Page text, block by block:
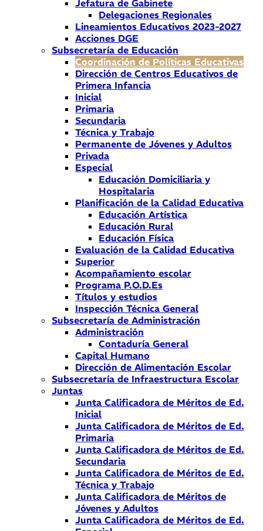
Jefatura de Gabinete
Delegaciones Regionales
Lineamientos Educativos 2023-2027
Acciones DGE
Subsecretaría de Educación
Coordinación de Políticas Educativas
Dirección de Centros Educativos de
Primera Infancia
Inicial
Primaria
Secundaria
Técnica y Trabajo
Permanente de Jóvenes y Adultos
Privada
Especial
Educación Domiciliaria y
Hospitalaria
Planificación de la Calidad Educativa
Educación Artística
Educación Rural
Educación Física
Evaluación de la Calidad Educativa
Superior
Acompañamiento escolar
Programa P.O.D.Es
Títulos y estudios
Inspección Técnica General
Subsecretaría de Administración
Administración
Contaduría General
Capital Humano
Dirección de Alimentación Escolar
Subsecretaría de Infraestructura Escolar
Juntas
Junta Calificadora de Méritos de Ed.
Inicial
Junta Calificadora de Méritos de Ed.
Primaria
Junta Calificadora de Méritos de Ed.
Secundaria
Junta Calificadora de Méritos de Ed.
Técnica y Trabajo
Junta Calificadora de Méritos de
Jóvenes y Adultos
Junta Calificadora de Méritos de Ed.